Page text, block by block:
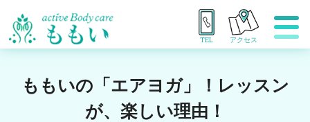
TEL アクセス
ももいの「エアヨガ」！レッスン
が、楽しい理由！